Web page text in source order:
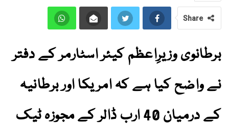
Share
برطانوی وزیرِاعظم کیئر اسٹارمر کے دفتر
نے واضح کیا ہے کہ امریکا اور برطانیہ
کے درمیان 40 ارب ڈالر کے مجوزہ ٹیک